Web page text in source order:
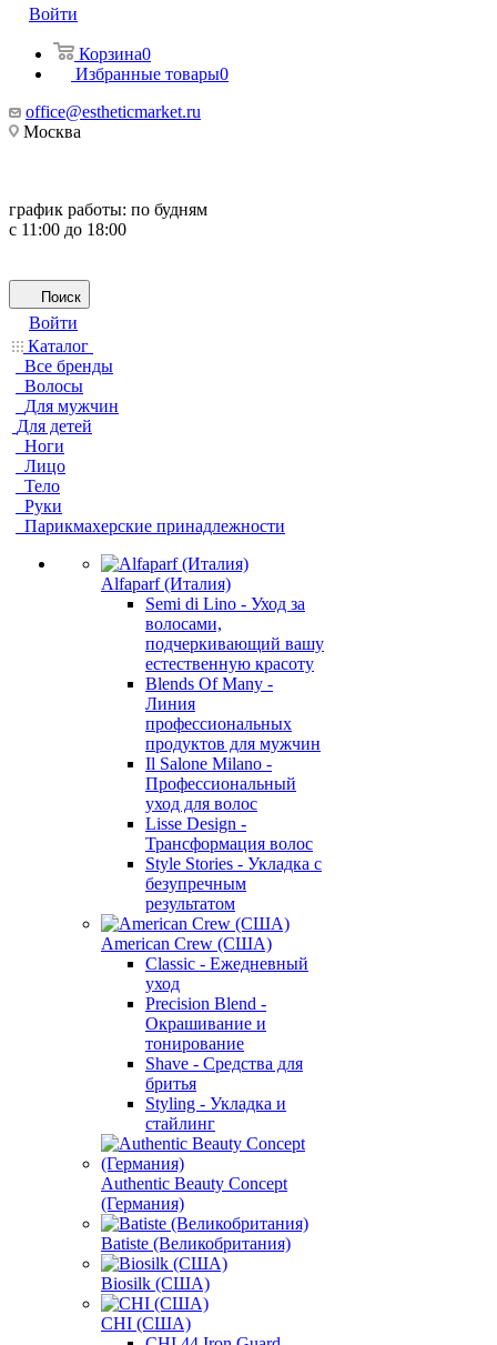
Войти
Корзина0
Избранные товары0
office@estheticmarket.ru
Москва
график работы: по будням
с 11:00 до 18:00
Поиск
Войти
Каталог
Все бренды
Волосы
Для мужчин
Для детей
Ноги
Лицо
Тело
Руки
Парикмахерские принадлежности
Alfaparf (Италия)
Semi di Lino - Уход за
волосами,
подчеркивающий вашу
естественную красоту
Blends Of Many -
Линия
профессиональных
продуктов для мужчин
Il Salone Milano -
Профессиональный
уход для волос
Lisse Design -
Трансформация волос
Style Stories - Укладка с
безупречным
результатом
American Crew (США)
Classic - Ежедневный
уход
Precision Blend -
Окрашивание и
тонирование
Shave - Средства для
бритья
Styling - Укладка и
стайлинг
Authentic Beauty Concept
(Германия)
Batiste (Великобритания)
Biosilk (США)
CHI (США)